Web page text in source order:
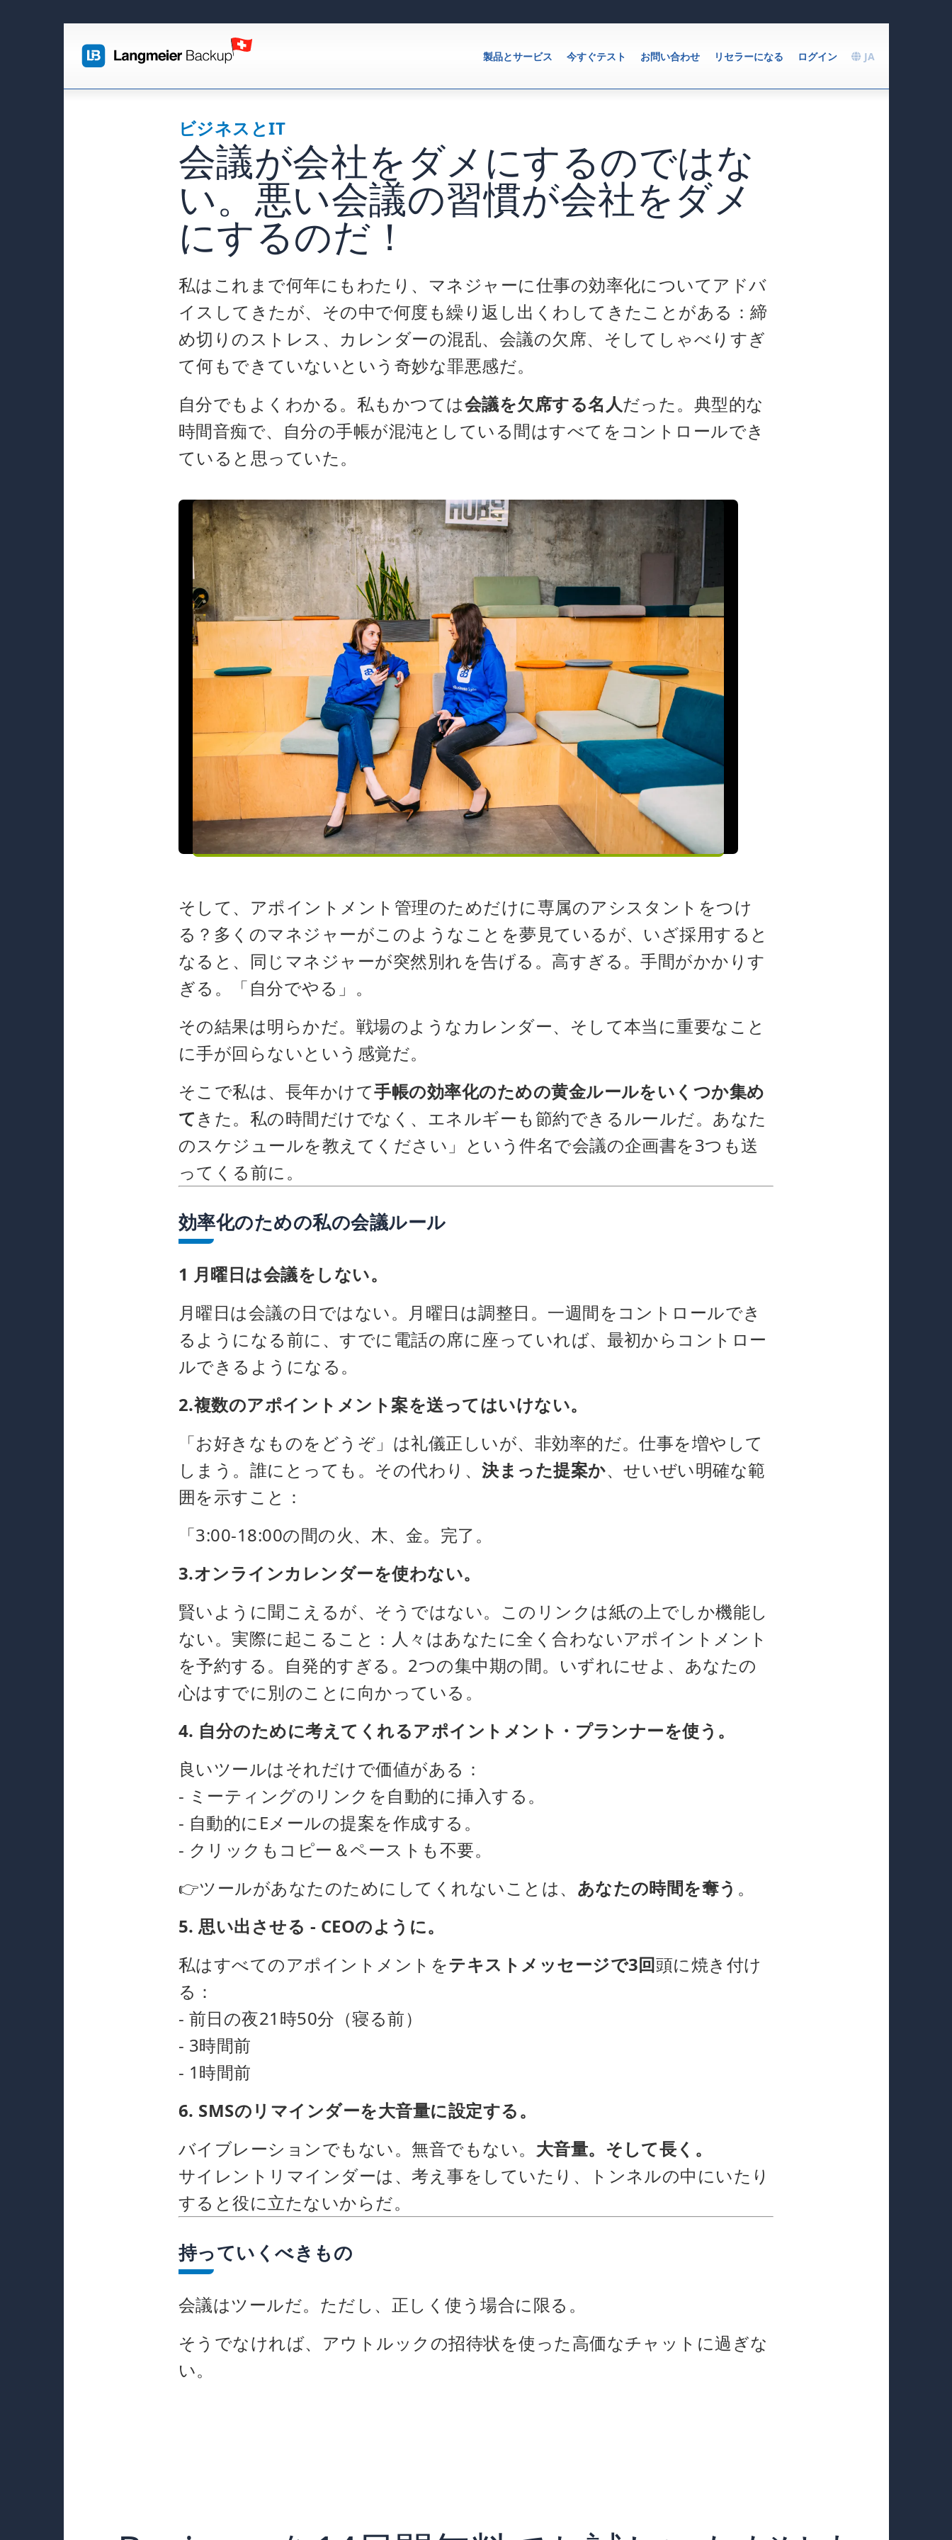
JA
ログイン
リセラーになる
お問い合わせ
今すぐテスト
製品とサービス
ビジネスとIT
会議が会社をダメにするのではな
い。悪い会議の習慣が会社をダメ
にするのだ！
私はこれまで何年にもわたり、マネジャーに仕事の効率化についてアドバ
イスしてきたが、その中で何度も繰り返し出くわしてきたことがある：締
め切りのストレス、カレンダーの混乱、会議の欠席、そしてしゃべりすぎ
て何もできていないという奇妙な罪悪感だ。
自分でもよくわかる。私もかつては会議を欠席する名人だった。典型的な
時間音痴で、自分の手帳が混沌としている間はすべてをコントロールでき
ていると思っていた。
そして、アポイントメント管理のためだけに専属のアシスタントをつけ
る？多くのマネジャーがこのようなことを夢見ているが、いざ採用すると
なると、同じマネジャーが突然別れを告げる。高すぎる。手間がかかりす
ぎる。「自分でやる」。
その結果は明らかだ。戦場のようなカレンダー、そして本当に重要なこと
に手が回らないという感覚だ。
そこで私は、長年かけて手帳の効率化のための黄金ルールをいくつか集め
てきた。私の時間だけでなく、エネルギーも節約できるルールだ。あなた
のスケジュールを教えてください」という件名で会議の企画書を3つも送
ってくる前に。
効率化のための私の会議ルール
1 月曜日は会議をしない。
月曜日は会議の日ではない。月曜日は調整日。一週間をコントロールでき
るようになる前に、すでに電話の席に座っていれば、最初からコントロー
ルできるようになる。
2.複数のアポイントメント案を送ってはいけない。
「お好きなものをどうぞ」は礼儀正しいが、非効率的だ。仕事を増やして
しまう。誰にとっても。その代わり、決まった提案か、せいぜい明確な範
囲を示すこと：
「3:00-18:00の間の火、木、金。完了。
3.オンラインカレンダーを使わない。
賢いように聞こえるが、そうではない。このリンクは紙の上でしか機能し
ない。実際に起こること：人々はあなたに全く合わないアポイントメント
を予約する。自発的すぎる。2つの集中期の間。いずれにせよ、あなたの
心はすでに別のことに向かっている。
4. 自分のために考えてくれるアポイントメント・プランナーを使う。
良いツールはそれだけで価値がある：
- ミーティングのリンクを自動的に挿入する。
- 自動的にEメールの提案を作成する。
- クリックもコピー＆ペーストも不要。
👉ツールがあなたのためにしてくれないことは、 あなたの時間を奪う 。
5. 思い出させる - CEOのように。
私はすべてのアポイントメントをテキストメッセージで3回頭に焼き付け
る：
- 前日の夜21時50分（寝る前）
- 3時間前
- 1時間前
6. SMSのリマインダーを大音量に設定する。
バイブレーションでもない。無音でもない。 大音量。そして長く。
サイレントリマインダーは、考え事をしていたり、トンネルの中にいたり
すると役に立たないからだ。
持っていくべきもの
会議はツールだ。ただし、正しく使う場合に限る。
そうでなければ、アウトルックの招待状を使った高価なチャットに過ぎな
い。